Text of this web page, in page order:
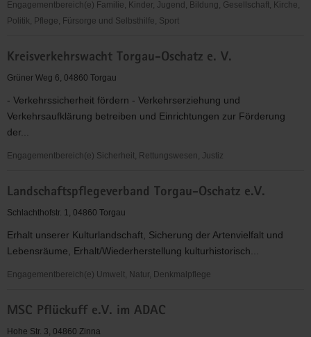
Engagementbereich(e) Familie, Kinder, Jugend, Bildung, Gesellschaft, Kirche,
Politik, Pflege, Fürsorge und Selbsthilfe, Sport
für
Kinder
Jugendliche
Kreisverkehrswacht Torgau-Oschatz e. V.
Grüner Weg 6, 04860 Torgau
- Verkehrssicherheit fördern - Verkehrserziehung und
Verkehrsaufklärung betreiben und Einrichtungen zur Förderung
der...
Engagementbereich(e) Sicherheit, Rettungswesen, Justiz
Torgau-
Oschatz
V.
Landschaftspflegeverband Torgau-Oschatz e.V.
Schlachthofstr. 1, 04860 Torgau
Erhalt unserer Kulturlandschaft, Sicherung der Artenvielfalt und
Lebensräume, Erhalt/Wiederherstellung kulturhistorisch...
Engagementbereich(e) Umwelt, Natur, Denkmalpflege
Torgau-
Oschatz
MSC Pflückuff e.V. im ADAC
Hohe Str. 3, 04860 Zinna